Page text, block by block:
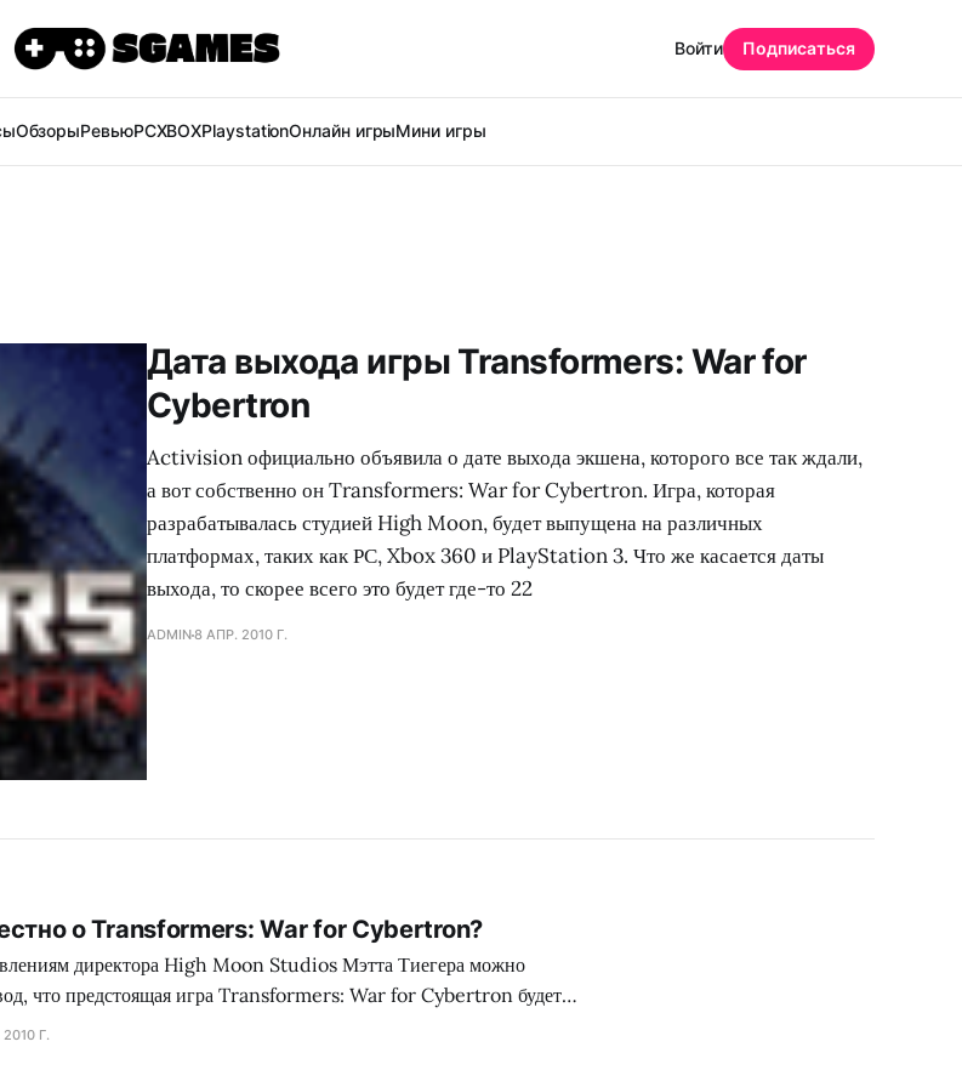
ОбзорыРевьюPCXBOXPlaystationОнлайн игрыМини игры
Войти Подписаться
Дата выхода игры Transformers: War for
Cybertron
Activision официально объявила о дате выхода экшена, которого все так ждали,
а вот собственно он Transformers: War for Cybertron. Игра, которая
разрабатывалась студией High Moon, будет выпущена на различных
платформах, таких как РС, Xbox 360 и PlayStation 3. Что же касается даты
выхода, то скорее всего это будет где-то 22
ADMIN8 АПР. 2010 Г.
о Transformers: War for Cybertron?
директора High Moon Studios Мэтта Тиегера можно
что предстоящая игра Transformers: War for Cybertron будет
внимания. Мэтт охарактеризовал этот проект, как «игра для
Г.